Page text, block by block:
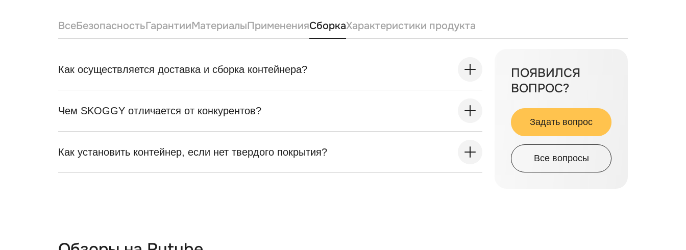
ВсеБезопасностьГарантииМатериалыПримененияСборкаХарактеристики продукта
Как осуществляется доставка и сборка контейнера?
Чем SKOGGY отличается от конкурентов?
Как установить контейнер, если нет твердого покрытия?
ПОЯВИЛСЯ
ВОПРОС?
Задать вопрос
Все вопросы